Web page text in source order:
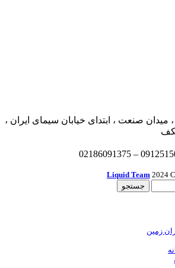
صنعت ، ابتدای خیابان سیمای ایران ،
Liquid Team 2024
جستجو
زمین